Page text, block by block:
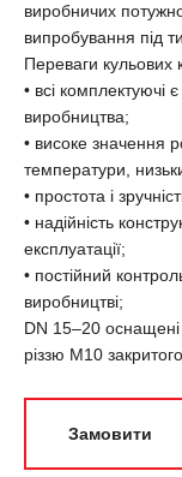
виробничих
випробування під
Переваги кульових
• всі комплектуючі
виробництва;
• високе значення
температури,
• простота і
• надійність
експлуатації;
• постійний
виробництві;
DN 15–20
різзю М10
Замовити